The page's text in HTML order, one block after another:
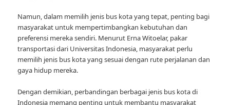
Namun, dalam memilih jenis bus kota yang tepat, penting bagi
masyarakat untuk mempertimbangkan kebutuhan dan
preferensi mereka sendiri. Menurut Erna Witoelar, pakar
transportasi dari Universitas Indonesia, masyarakat perlu
memilih jenis bus kota yang sesuai dengan rute perjalanan dan
gaya hidup mereka.
Dengan demikian, perbandingan berbagai jenis bus kota di
Indonesia memang penting untuk membantu masyarakat